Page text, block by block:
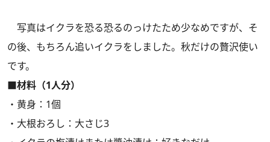
写真はイクラを恐る恐るのっけたため少なめですが、そ
の後、もちろん追いイクラをしました。秋だけの贅沢使い
です。
■材料（1人分）
・黄身：1個
・大根おろし：大さじ3